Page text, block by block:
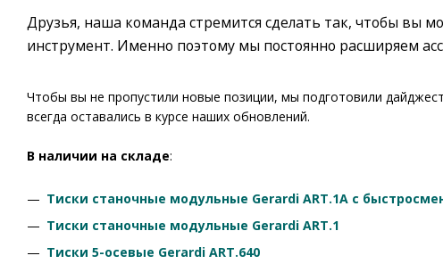
Друзья, наша команда стремится сделать так, чтобы вы
инструмент. Именно поэтому мы постоянно расширяем
Чтобы вы не пропустили новые позиции, мы подготовили
всегда оставались в курсе наших обновлений.
В наличии на складе:
Тиски станочные модульные Gerardi ART.1A с
Тиски станочные модульные Gerardi ART.1
Тиски 5-осевые Gerardi ART.640